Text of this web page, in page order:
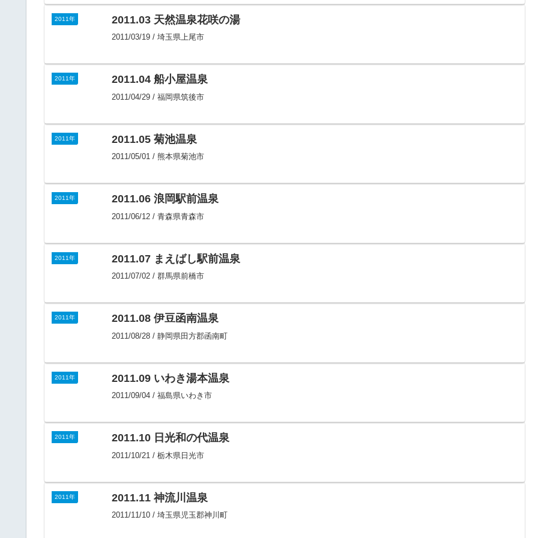
2011年 2011.03 天然温泉花咲の湯
2011/03/19 / 埼玉県上尾市
2011年 2011.04 船小屋温泉
2011/04/29 / 福岡県筑後市
2011年 2011.05 菊池温泉
2011/05/01 / 熊本県菊池市
2011年 2011.06 浪岡駅前温泉
2011/06/12 / 青森県青森市
2011年 2011.07 まえばし駅前温泉
2011/07/02 / 群馬県前橋市
2011年 2011.08 伊豆函南温泉
2011/08/28 / 静岡県田方郡函南町
2011年 2011.09 いわき湯本温泉
2011/09/04 / 福島県いわき市
2011年 2011.10 日光和の代温泉
2011/10/21 / 栃木県日光市
2011年 2011.11 神流川温泉
2011/11/10 / 埼玉県児玉郡神川町